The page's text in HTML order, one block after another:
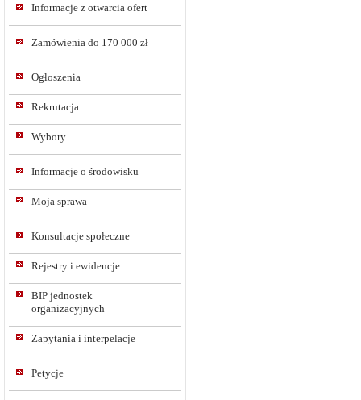
Informacje z otwarcia ofert
Zamówienia do 170 000 zł
Ogłoszenia
Rekrutacja
Wybory
Informacje o środowisku
Moja sprawa
Konsultacje społeczne
Rejestry i ewidencje
BIP jednostek
organizacyjnych
Zapytania i interpelacje
Petycje